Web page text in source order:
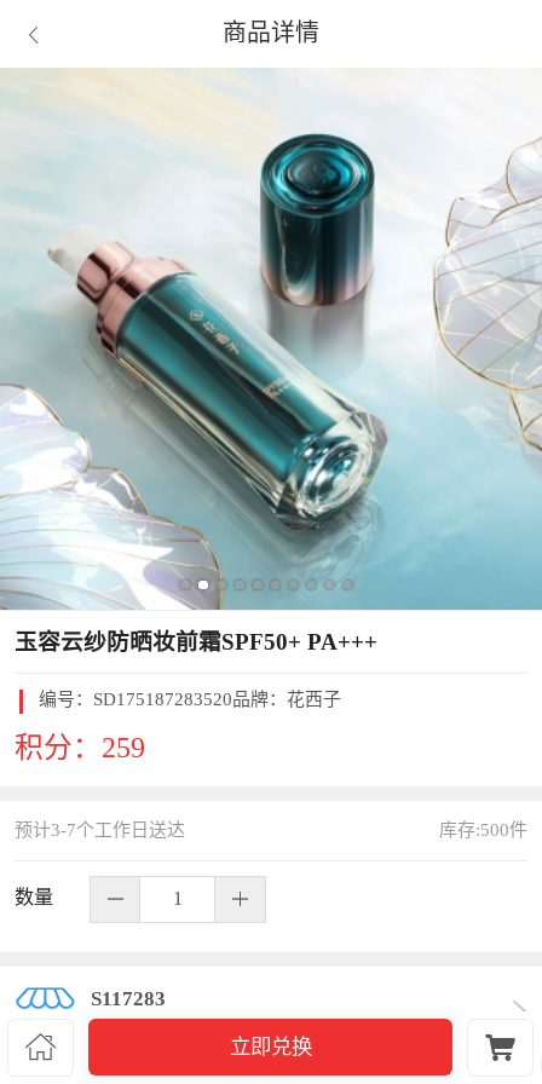
 商品详情
玉容云纱防晒妆前霜SPF50+ PA+++
编号： SD175187283520品牌：花西子
积分： 259
库存:500件
预计3-7个工作日送达
数量
S117283
 立即兑换 